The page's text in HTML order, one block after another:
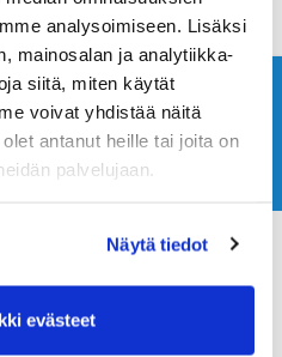
analysoimiseen. Lisäksi
mainosalan ja analytiikka-
siitä, miten käytät
voivat yhdistää näitä
antanut heille tai joita on
palvelujaan.
Näytä tiedot
evästeet
191 § 1 momentti
1 § 1 momentti ja 8
nro 450/2023